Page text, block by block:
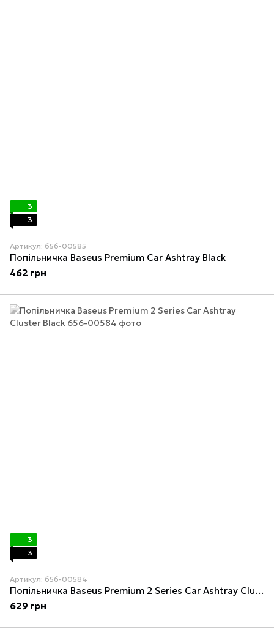
3
3
Артикул: 656-00585
Попільничка Baseus Premium Car Ashtray Black
462 грн
3
3
Артикул: 656-00584
Попільничка Baseus Premium 2 Series Car Ashtray Cluster Black
629 грн